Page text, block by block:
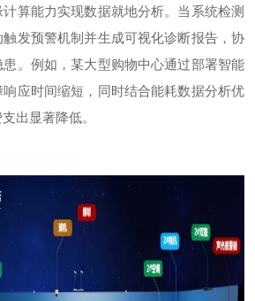
算能力实现数据就地分析。当系统检测
发预警机制并生成可视化诊断报告，协
。例如，某大型购物中心通过部署智能
应时间缩短，同时结合能耗数据分析优
出显著降低。